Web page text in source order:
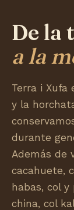
De la
a la
Terra i Xufa
y la
durante
Además de
cacahuete,
habas, col
china, col